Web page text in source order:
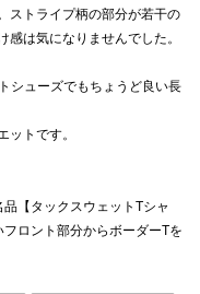
ストライプ柄の部分が若干の
は気になりませんでした。
シューズでもちょうど良い長
ットです。
【タックスウェットTシャ
ロント部分からボーダーTを